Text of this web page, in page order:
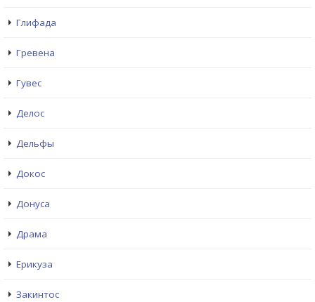
Глифада
Гревена
Гувес
Делос
Дельфы
Докос
Донуса
Драма
Ерикуза
Закинтос